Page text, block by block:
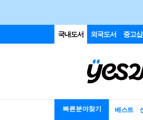
국내도서 외국도서 중고샵
빠른분야찾기 베스트